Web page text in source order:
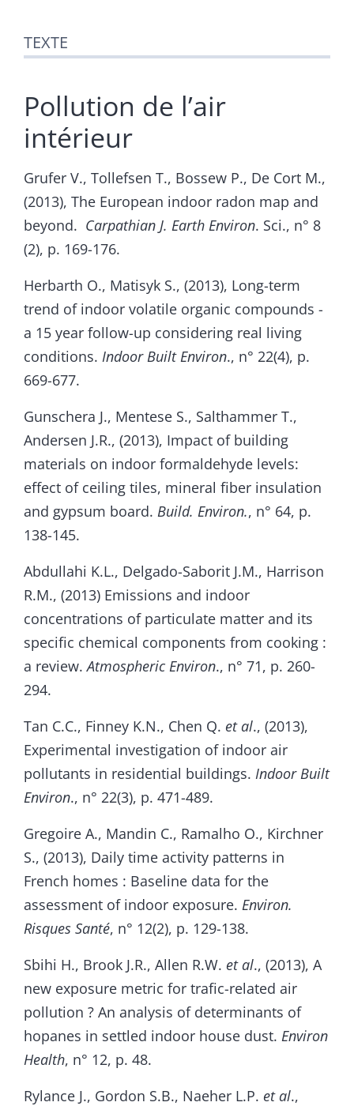
TEXTE
Pollution de l’air
intérieur
Grufer V., Tollefsen T., Bossew P., De Cort M.,
(2013), The European indoor radon map and
beyond. Carpathian J. Earth Environ. Sci., n° 8
(2), p. 169-176.
Herbarth O., Matisyk S., (2013), Long-term
trend of indoor volatile organic compounds -
a 15 year follow-up considering real living
conditions. Indoor Built Environ., n° 22(4), p.
669-677.
Gunschera J., Mentese S., Salthammer T.,
Andersen J.R., (2013), Impact of building
materials on indoor formaldehyde levels:
effect of ceiling tiles, mineral fiber insulation
and gypsum board. Build. Environ., n° 64, p.
138-145.
Abdullahi K.L., Delgado-Saborit J.M., Harrison
R.M., (2013) Emissions and indoor
concentrations of particulate matter and its
specific chemical components from cooking :
a review.Atmospheric Environ., n° 71, p. 260-
294.
Tan C.C., Finney K.N., Chen Q. et al., (2013),
Experimental investigation of indoor air
pollutants in residential buildings. Indoor Built
Environ., n° 22(3), p. 471-489.
Gregoire A., Mandin C., Ramalho O., Kirchner
S., (2013), Daily time activity patterns in
French homes : Baseline data for the
assessment of indoor exposure. Environ.
Risques Santé, n° 12(2), p. 129-138.
Sbihi H., Brook J.R., Allen R.W. et al., (2013), A
new exposure metric for trafic-related air
pollution ? An analysis of determinants of
hopanes in settled indoor house dust. Environ
Health, n° 12, p. 48.
Rylance J., Gordon S.B., Naeher L.P. et al.,